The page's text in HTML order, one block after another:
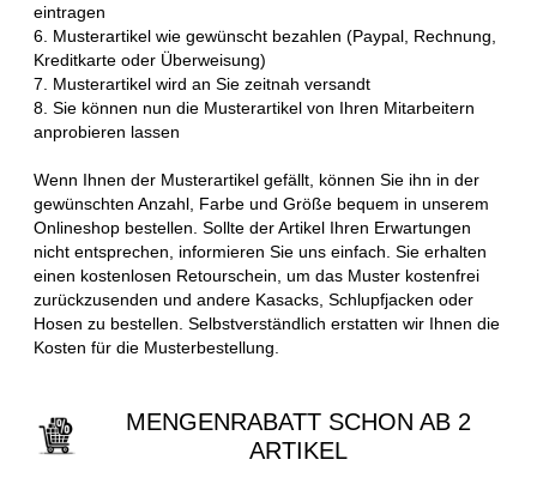
eintragen
6. Musterartikel wie gewünscht bezahlen (Paypal, Rechnung,
Kreditkarte oder Überweisung)
7. Musterartikel wird an Sie zeitnah versandt
8. Sie können nun die Musterartikel von Ihren Mitarbeitern
anprobieren lassen
Wenn Ihnen der Musterartikel gefällt, können Sie ihn in der
gewünschten Anzahl, Farbe und Größe bequem in unserem
Onlineshop bestellen. Sollte der Artikel Ihren Erwartungen
nicht entsprechen, informieren Sie uns einfach. Sie erhalten
einen kostenlosen Retourschein, um das Muster kostenfrei
zurückzusenden und andere Kasacks, Schlupfjacken oder
Hosen zu bestellen. Selbstverständlich erstatten wir Ihnen die
Kosten für die Musterbestellung.
MENGENRABATT SCHON AB 2
ARTIKEL